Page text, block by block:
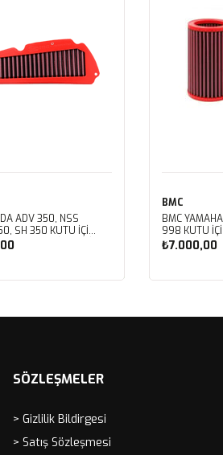
ADV 350, NSS
SH 350 KUTU İÇİ
HAVA FİLTRESİ
BMC
BMC
998 KUTU
HAVA
₺7.000,00
SÖZLEŞMELER
> Gizlilik Bildirgesi
> Satış Sözleşmesi